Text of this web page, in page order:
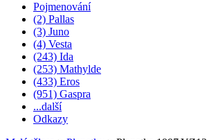
Pojmenování
(2) Pallas
(3) Juno
(4) Vesta
(243) Ida
(253) Mathylde
(433) Eros
(951) Gaspra
...další
Odkazy